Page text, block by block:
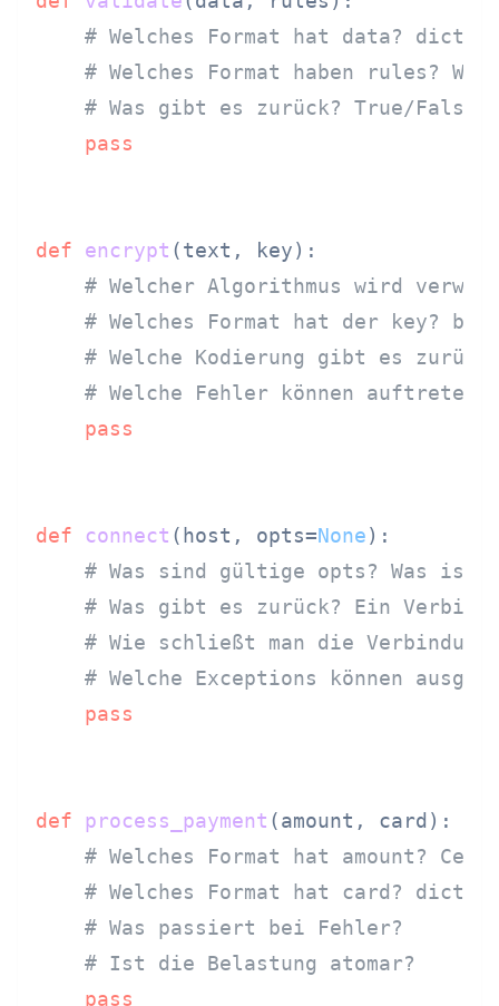
# Welches Format hat data? dict?
# Welches Format haben rules? Wie
# Was gibt es zurück? True/
pass
def encrypt (text, key):
# Welcher Algorithmus wird
# Welches Format hat der key?
# Welche Kodierung gibt es
# Welche Fehler können auftreten?
pass
def connect ( host, opts=None):
# Was sind gültige opts? Was ist
# Was gibt es zurück? Ein
# Wie schließt man die
# Welche Exceptions können
pass
def process_payment (amount, card ):
# Welches Format hat amount?
# Welches Format hat card? dict?
# Was passiert bei Fehler?
# Ist die Belastung atomar?
pass